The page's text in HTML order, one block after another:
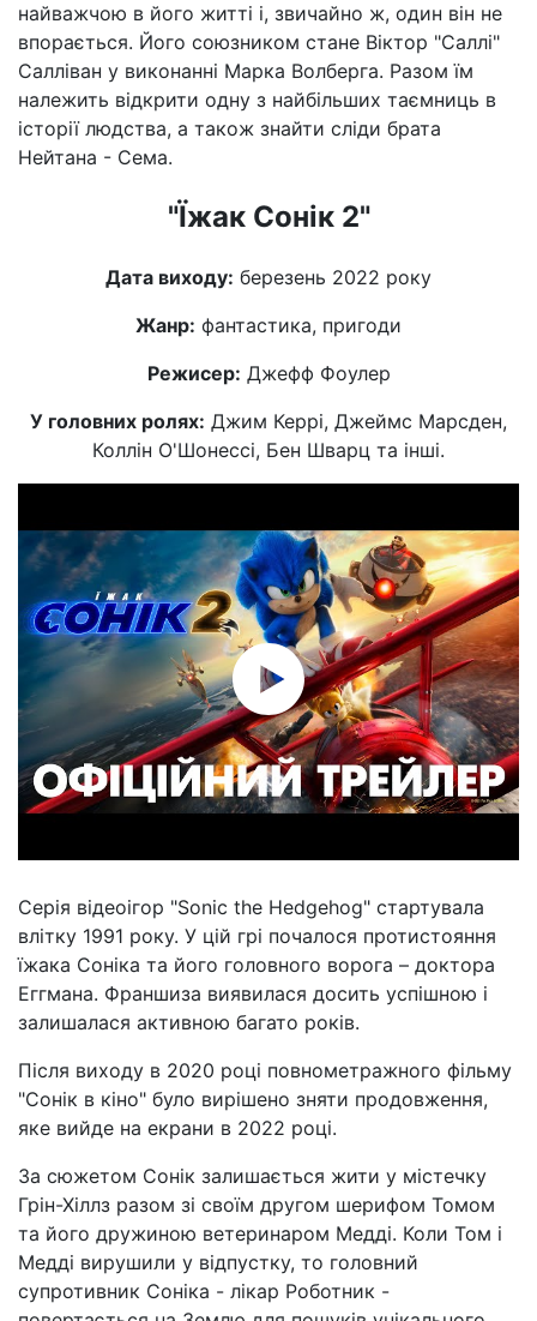
найважчою в його житті і, звичайно ж, один він не
впорається. Його союзником стане Віктор "Саллі"
Салліван у виконанні Марка Волберга. Разом їм
належить відкрити одну з найбільших таємниць в
історії людства, а також знайти сліди брата
Нейтана - Сема.
"Їжак Сонік 2"
Дата виходу: березень 2022 року
Жанр: фантастика, пригоди
Режисер: Джефф Фоулер
У головних ролях: Джим Керрі, Джеймс Марсден,
Коллін О'Шонессі, Бен Шварц та інші.
Серія відеоігор "Sonic the Hedgehog" стартувала
влітку 1991 року. У цій грі почалося протистояння
їжака Соніка та його головного ворога – доктора
Еггмана. Франшиза виявилася досить успішною і
залишалася активною багато років.
Після виходу в 2020 році повнометражного фільму
"Сонік в кіно" було вирішено зняти продовження,
яке вийде на екрани в 2022 році.
За сюжетом Сонік залишається жити у містечку
Грін-Хіллз разом зі своїм другом шерифом Томом
та його дружиною ветеринаром Медді. Коли Том і
Медді вирушили у відпустку, то головний
супротивник Соніка - лікар Роботник -